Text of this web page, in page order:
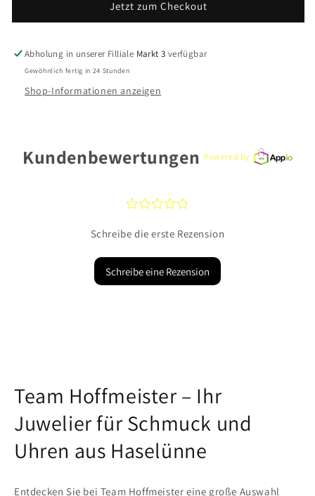
Silber
BRI94458
Silber
Jetzt zum Checkout
Abholung in unserer Filliale Markt 3 verfügbar
Gewöhnlich fertig in 24 Stunden
Shop-Informationen anzeigen
Kundenbewertungen Powered by
¤¤¤¤¤
Schreibe die erste Rezension
Schreibe eine Rezension
Team Hoffmeister – Ihr
Juwelier für Schmuck und
Uhren aus Haselünne
Entdecken Sie bei Team Hoffmeister eine große Auswahl